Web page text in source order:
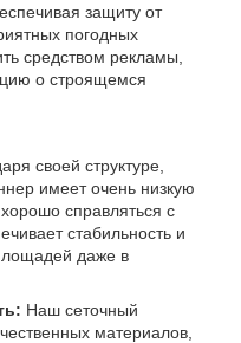
защиту от
погодных
средством рекламы,
о строящемся
своей структуре,
имеет очень низкую
справляться с
стабильность и
даже в
Наш сеточный
материалов,